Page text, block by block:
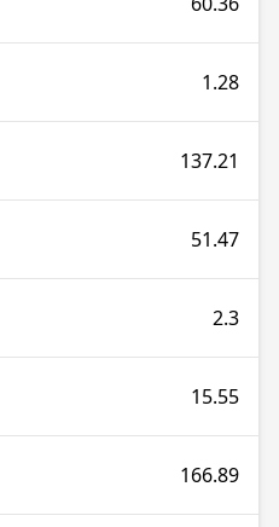
1.28
137.21
51.47
2.3
15.55
166.89